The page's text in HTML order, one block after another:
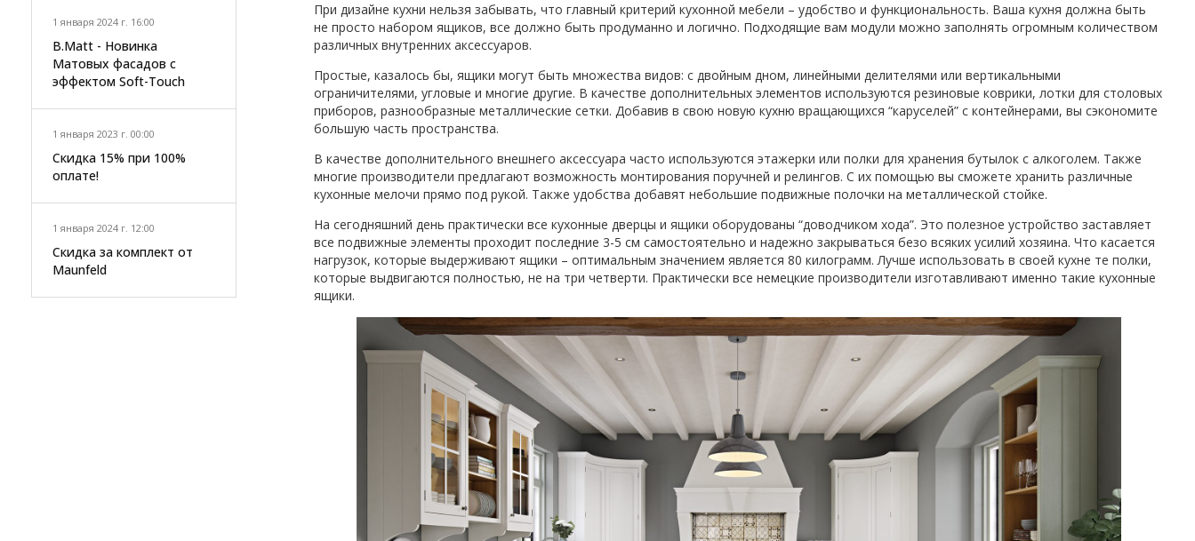
1 января 2024 г. 16:00
B.Matt - Новинка
Матовых фасадов с
эффектом Soft-Touch
1 января 2023 г. 00:00
Скидка 15% при 100%
оплате!
1 января 2024 г. 12:00
Скидка за комплект от
Maunfeld
При дизайне кухни нельзя забывать, что главный критерий кухонной мебели – удобство и функциональность. Ваша кухня должна быть
не просто набором ящиков, все должно быть продуманно и логично. Подходящие вам модули можно заполнять огромным количеством
различных внутренних аксессуаров.
Простые, казалось бы, ящики могут быть множества видов: с двойным дном, линейными делителями или вертикальными
ограничителями, угловые и многие другие. В качестве дополнительных элементов используются резиновые коврики, лотки для столовых
приборов, разнообразные металлические сетки. Добавив в свою новую кухню вращающихся “каруселей” с контейнерами, вы сэкономите
большую часть пространства.
В качестве дополнительного внешнего аксессуара часто используются этажерки или полки для хранения бутылок с алкоголем. Также
многие производители предлагают возможность монтирования поручней и релингов. С их помощью вы сможете хранить различные
кухонные мелочи прямо под рукой. Также удобства добавят небольшие подвижные полочки на металлической стойке.
На сегодняшний день практически все кухонные дверцы и ящики оборудованы “доводчиком хода”. Это полезное устройство заставляет
все подвижные элементы проходит последние 3-5 см самостоятельно и надежно закрываться безо всяких усилий хозяина. Что касается
нагрузок, которые выдерживают ящики – оптимальным значением является 80 килограмм. Лучше использовать в своей кухне те полки,
которые выдвигаются полностью, не на три четверти. Практически все немецкие производители изготавливают именно такие кухонные
ящики.